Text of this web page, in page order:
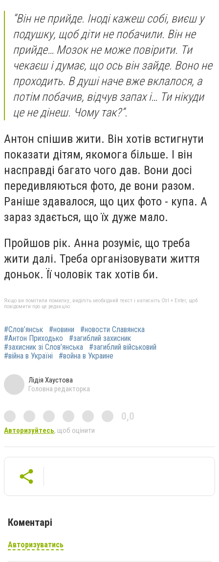
“Він не прийде. Іноді кажеш собі, виєш у
подушку, щоб діти не побачили. Він не
прийде… Мозок не може повірити. Ти
чекаєш і думає, що ось він зайде. Воно не
проходить. В душі наче вже вклалося, а
потім побачив, відчув запах і… Ти нікуди
це не дінеш. Чому так?”.
Антон спішив жити. Він хотів встигнути
показати дітям, якомога більше. І він
насправді багато чого дав. Вони досі
передивляються фото, де вони разом.
Раніше здавалося, що цих фото - купа. А
зараз здається, що їх дуже мало.
Пройшов рік. Анна розуміє, що треба
жити далі. Треба організовувати життя
доньок. Її чоловік так хотів би.
Якщо ви помітили помилку, виділіть необхідний текст і натисніть Ctrl + Enter, щоб
повідомити про це редакцію
#Слов’янськ #новини
#новости Славянска
#Антон Приходько
#загиблий захисник
#захисник зі Слов’янська
#загиблий військовий
#війна в Україні
#война в Украине
Лідія Хаустова
Головна редакторка
0,0
Авторизуйтесь, щоб оцінити
Коментарі
Авторизуватись